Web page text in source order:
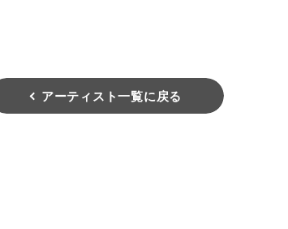
アーティスト一覧に戻る